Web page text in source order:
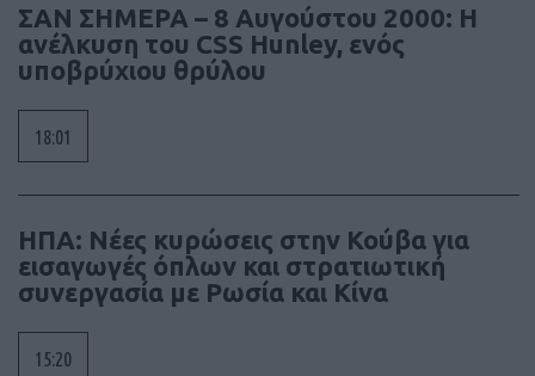
ΣΑΝ ΣΗΜΕΡΑ – 8 Αυγούστου 2000: Η
ανέλκυση του CSS Hunley, ενός
υποβρύχιου θρύλου
18:01
ΗΠΑ: Νέες κυρώσεις στην Κούβα για
εισαγωγές όπλων και στρατιωτική
συνεργασία με Ρωσία και Κίνα
15:20